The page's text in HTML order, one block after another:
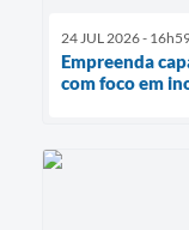
24 JUL 2026 -
Empreenda
com foco em